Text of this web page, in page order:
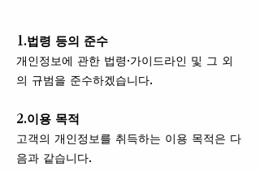
1.법령 등의 준수
개인정보에 관한 법령·가이드라인 및 그 외
의 규범을 준수하겠습니다.
2.이용 목적
고객의 개인정보를 취득하는 이용 목적은 다
음과 같습니다.